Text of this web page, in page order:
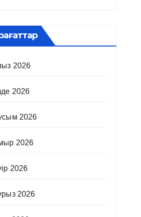
2026
2026
2026
2026
2026
2026